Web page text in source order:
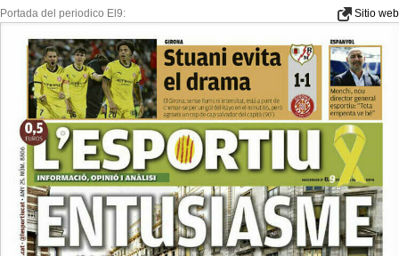
Portada del periodico El9: Sitio web